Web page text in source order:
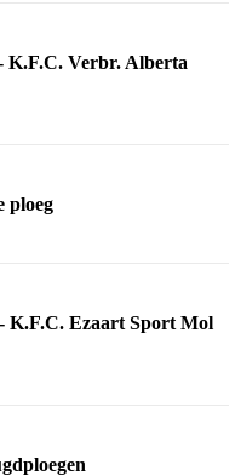
K.F.C. Verbr. Alberta
ploeg
K.F.C. Ezaart Sport Mol